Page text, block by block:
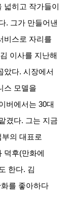
히고 작가들이
. 그가 만들어낸
비스로 자리를
이사를 지난해
았다.시장에서
스 모델을
버에서는 30대
겼다. 그는 지금
의 대표로
덕후(만화에
한다. 김
화를 좋아하다